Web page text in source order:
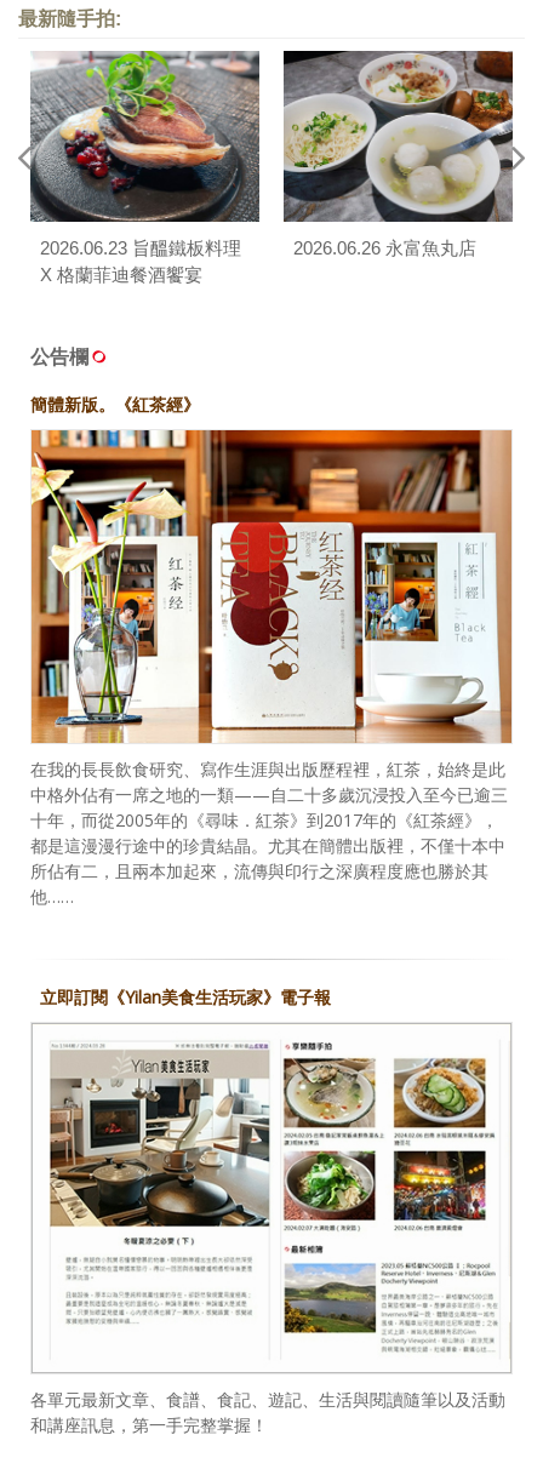
最新隨手拍:
2026.06.23 旨醞鐵板料理
X 格蘭菲迪餐酒饗宴
2026.06.26 永富魚丸店
公告欄
簡體新版。《紅茶經》
在我的長長飲食研究、寫作生涯與出版歷程裡，紅茶，始終是此
中格外佔有一席之地的一類——自二十多歲沉浸投入至今已逾三
十年，而從2005年的《尋味．紅茶》到2017年的《紅茶經》，
都是這漫漫行途中的珍貴結晶。尤其在簡體出版裡，不僅十本中
所佔有二，且兩本加起來，流傳與印行之深廣程度應也勝於其
他……
立即訂閱《Yilan美食生活玩家》電子報
各單元最新文章、食譜、食記、遊記、生活與閱讀隨筆以及活動
和講座訊息，第一手完整掌握！